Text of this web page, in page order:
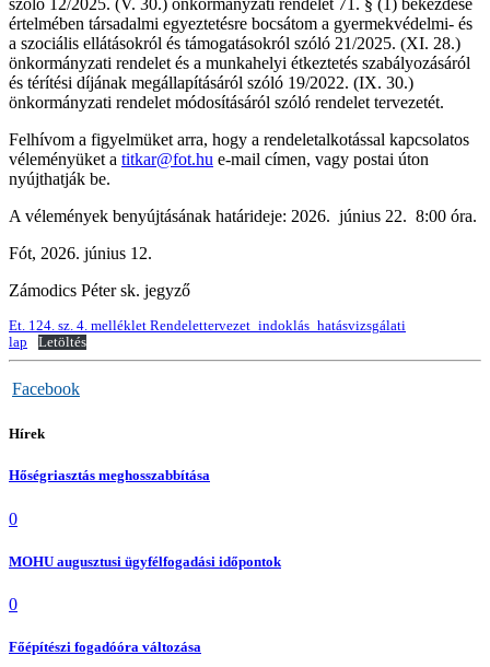
szóló 12/2025. (V. 30.) önkormányzati rendelet 71. § (1) bekezdése
értelmében társadalmi egyeztetésre bocsátom a gyermekvédelmi- és
a szociális ellátásokról és támogatásokról szóló 21/2025. (XI. 28.)
önkormányzati rendelet és a munkahelyi étkeztetés szabályozásáról
és térítési díjának megállapításáról szóló 19/2022. (IX. 30.)
önkormányzati rendelet módosításáról szóló rendelet tervezetét.
Felhívom a figyelmüket arra, hogy a rendeletalkotással kapcsolatos
véleményüket a titkar@fot.hu e-mail címen, vagy postai úton
nyújthatják be.
A vélemények benyújtásának határideje: 2026. június 22. 8:00 óra.
Fót, 2026. június 12.
Zámodics Péter sk. jegyző
Et. 124. sz. 4. melléklet Rendelettervezet_indoklás_hatásvizsgálati
lap
Letöltés
Facebook
Hírek
Hőségriasztás meghosszabbítása
0
MOHU augusztusi ügyfélfogadási időpontok
0
Főépítészi fogadóóra változása